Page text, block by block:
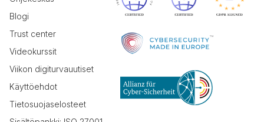
Blogi
Trust center
Videokurssit
Viikon digiturvauutiset
Käyttöehdot
Tietosuojaselosteet